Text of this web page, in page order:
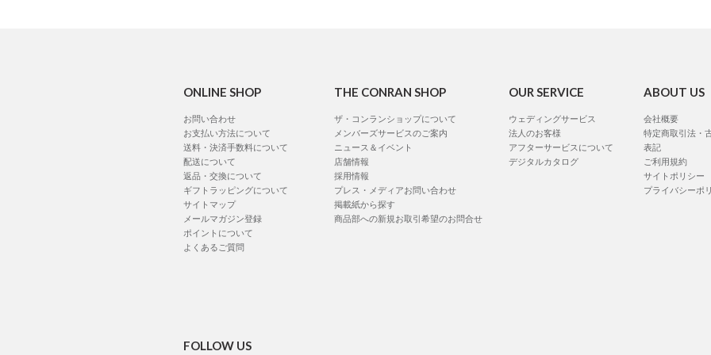
ONLINE SHOP
お問い合わせ
お支払い方法について
送料・決済手数料について
配送について
返品・交換について
ギフトラッピングについて
サイトマップ
メールマガジン登録
ポイントについて
よくあるご質問
THE CONRAN SHOP
ザ・コンランショップについて
メンバーズサービスのご案内
ニュース＆イベント
店舗情報
採用情報
プレス・メディアお問い合わせ
掲載紙から探す
商品部への新規お取引希望のお問合せ
OUR SERVICE
ウェディングサービス
法人のお客様
アフターサービスについて
デジタルカタログ
ABOUT US
会社概要
特定商取引法・
表記
ご利用規約
サイトポリシー
プライバシーポ
FOLLOW US